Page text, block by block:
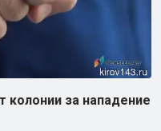
колонии за нападение